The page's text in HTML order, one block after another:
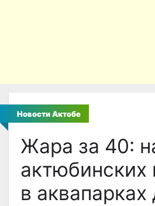
Новости Актобе
Жара за 40:
актюбинских
в аквапарках